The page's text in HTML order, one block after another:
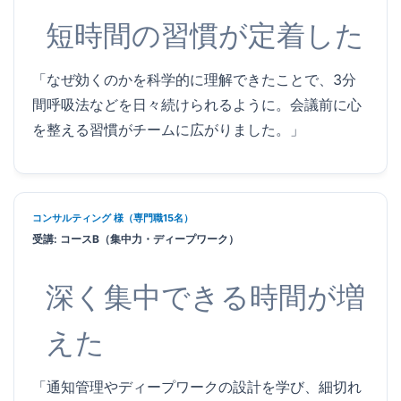
短時間の習慣が定着した
「なぜ効くのかを科学的に理解できたことで、3分
間呼吸法などを日々続けられるように。会議前に心
を整える習慣がチームに広がりました。」
コンサルティング 様（専門職15名）
受講: コースB（集中力・ディープワーク）
深く集中できる時間が増
えた
「通知管理やディープワークの設計を学び、細切れ